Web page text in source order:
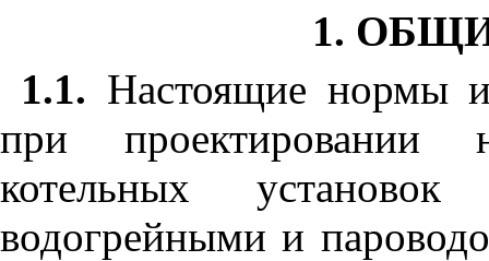
1.
1.1. Настоящие нормы
при проектировании
котельных
водогрейными и